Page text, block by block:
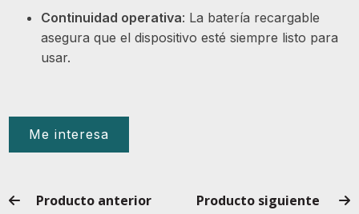
Continuidad operativa: La batería recargable
asegura que el dispositivo esté siempre listo para
usar.
Me interesa
Producto anterior Producto siguiente